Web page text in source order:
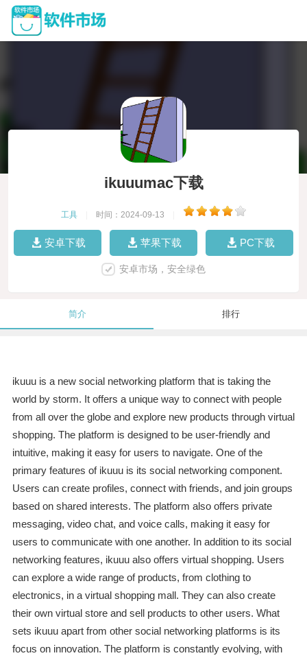
ikuuumac下载
工具 时间：2024-09-13
安卓下载 苹果下载 PC下载
安卓市场，安全绿色
简介 排行
ikuuu is a new social networking platform that is taking the
world by storm. It offers a unique way to connect with people
from all over the globe and explore new products through virtual
shopping. The platform is designed to be user-friendly and
intuitive, making it easy for users to navigate. One of the
primary features of ikuuu is its social networking component.
Users can create profiles, connect with friends, and join groups
based on shared interests. The platform also offers private
messaging, video chat, and voice calls, making it easy for
users to communicate with one another. In addition to its social
networking features, ikuuu also offers virtual shopping. Users
can explore a wide range of products, from clothing to
electronics, in a virtual shopping mall. They can also create
their own virtual store and sell products to other users. What
sets ikuuu apart from other social networking platforms is its
focus on innovation. The platform is constantly evolving, with